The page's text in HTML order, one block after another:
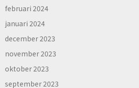
februari 2024
januari 2024
december 2023
november 2023
oktober 2023
september 2023